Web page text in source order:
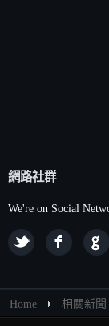
網路社群
We're on Social
Home 相關新聞